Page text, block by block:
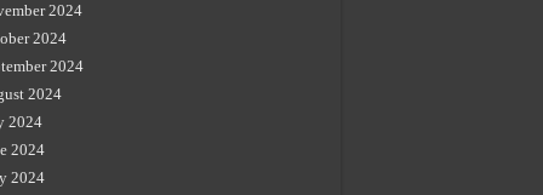
2024
2024
2024
2024
2024
2024
2024